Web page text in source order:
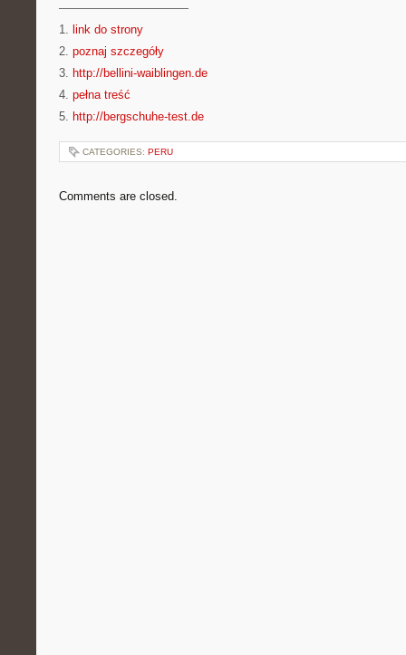
———————————
1. link do strony
2. poznaj szczegóły
3. http://bellini-waiblingen.de
4. pełna treść
5. http://bergschuhe-test.de
CATEGORIES: PERU
Comments are closed.